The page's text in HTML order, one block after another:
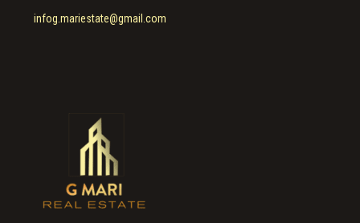
infog.mariestate@gmail.com